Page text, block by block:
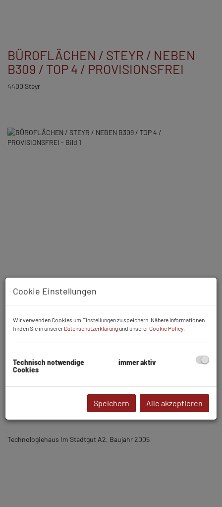
BÜROFLÄCHEN / STEYR / NEBEN
B309 / TOP 4 / PROVISIONSFREI
4400 Steyr
Beschreibung
Technologiehaus Im Stadtgut A2, Baujahr 2005
Cookie Einstellungen
Wir verwenden Cookies um Einstellungen zu speichern. Nähere Informationen
finden Sie in unserer Datenschutzerklärungund unsererCookie Policy
Technisch notwendige
Cookies
immer aktiv
Speichern Alle akzeptieren